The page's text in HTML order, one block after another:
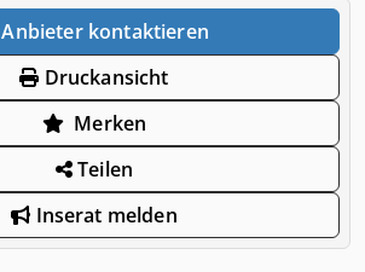
Anbieter kontaktieren
Druckansicht
Merken
Teilen
Inserat melden